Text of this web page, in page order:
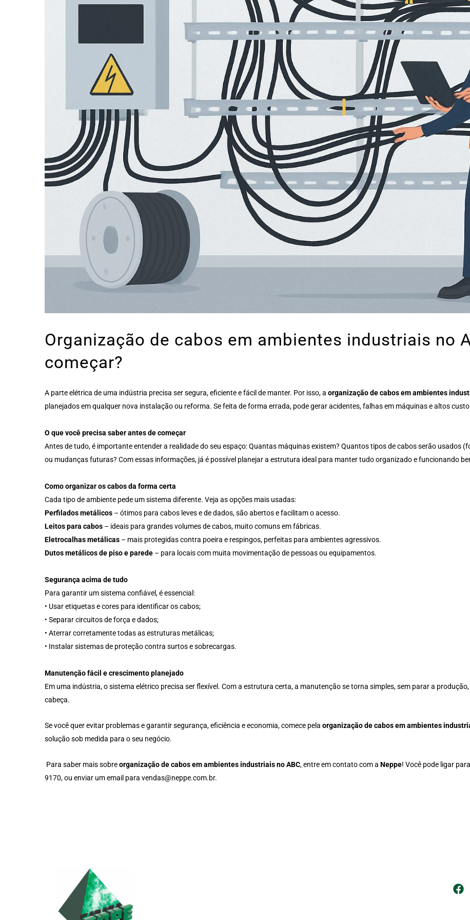
Organização de cabos em ambientes industriais no
começar?
A parte elétrica de uma indústria precisa ser segura, eficiente e fácil de manter. Por isso, a organização de cabos em ambientes
planejados em qualquer nova instalação ou reforma. Se feita de forma errada, pode gerar acidentes, falhas em máquinas e altos
O que você precisa saber antes de começar
Antes de tudo, é importante entender a realidade do seu espaço: Quantas máquinas existem? Quantos tipos de cabos serão usados
ou mudanças futuras? Com essas informações, já é possível planejar a estrutura ideal para manter tudo organizado e funcionando
Como organizar os cabos da forma certa
Cada tipo de ambiente pede um sistema diferente. Veja as opções mais usadas:
Perfilados metálicos – ótimos para cabos leves e de dados, são abertos e facilitam o acesso.
Leitos para cabos – ideais para grandes volumes de cabos, muito comuns em fábricas.
Eletrocalhas metálicas – mais protegidas contra poeira e respingos, perfeitas para ambientes agressivos.
Dutos metálicos de piso e parede – para locais com muita movimentação de pessoas ou equipamentos.
Segurança acima de tudo
Para garantir um sistema confiável, é essencial:
• Usar etiquetas e cores para identificar os cabos;
• Separar circuitos de força e dados;
• Aterrar corretamente todas as estruturas metálicas;
• Instalar sistemas de proteção contra surtos e sobrecargas.
Manutenção fácil e crescimento planejado
Em uma indústria, o sistema elétrico precisa ser flexível. Com a estrutura certa, a manutenção se torna simples, sem parar a
cabeça.
Se você quer evitar problemas e garantir segurança, eficiência e economia, comece pela organização de cabos em ambientes
solução sob medida para o seu negócio.
Para saber mais sobreorganização de cabos em ambientes industriais no ABC, entre em contato com a Neppe! Você pode ligar para
9170, ou enviar um email para vendas@neppe.com.br.